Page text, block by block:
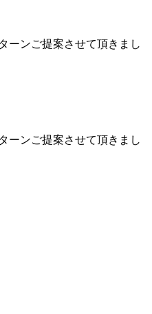
ーンご提案させて頂きまし
ーンご提案させて頂きまし